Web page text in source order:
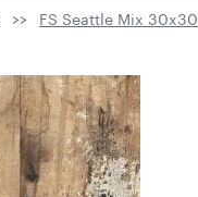
FS Seattle Mix 30x30